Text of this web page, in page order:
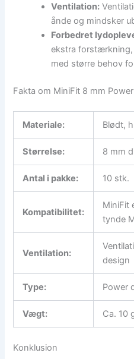
Ventilation:
ånde og mindsker
Forbedret
ekstra forstærkning,
med større behov
Fakta om MiniFit 8 mm
Materiale: Blødt,
Størrelse: 8 mm
Antal i pakke: 10 stk.
Kompatibilitet:
MiniFit
tynde
Ventilation:
design
Type: Power
Vægt: Ca. 10
Konklusion